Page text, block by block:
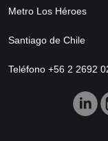
Metro Los Héroes
Santiago de Chile
Teléfono +56 2 2692